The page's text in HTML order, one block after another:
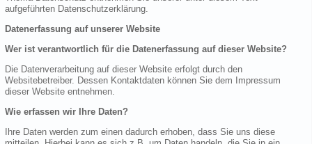
aufgeführten Datenschutzerklärung.
Datenerfassung auf unserer Website
Wer ist verantwortlich für die Datenerfassung auf dieser Website?
Die Datenverarbeitung auf dieser Website erfolgt durch den
Websitebetreiber. Dessen Kontaktdaten können Sie dem Impressum
dieser Website entnehmen.
Wie erfassen wir Ihre Daten?
Ihre Daten werden zum einen dadurch erhoben, dass Sie uns diese